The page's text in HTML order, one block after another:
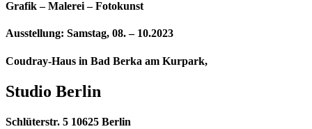
Grafik – Malerei – Fotokunst
Ausstellung: Samstag, 08. – 10.2023
Coudray-Haus in Bad Berka am Kurpark,
Studio Berlin
Schlüterstr. 5 10625 Berlin